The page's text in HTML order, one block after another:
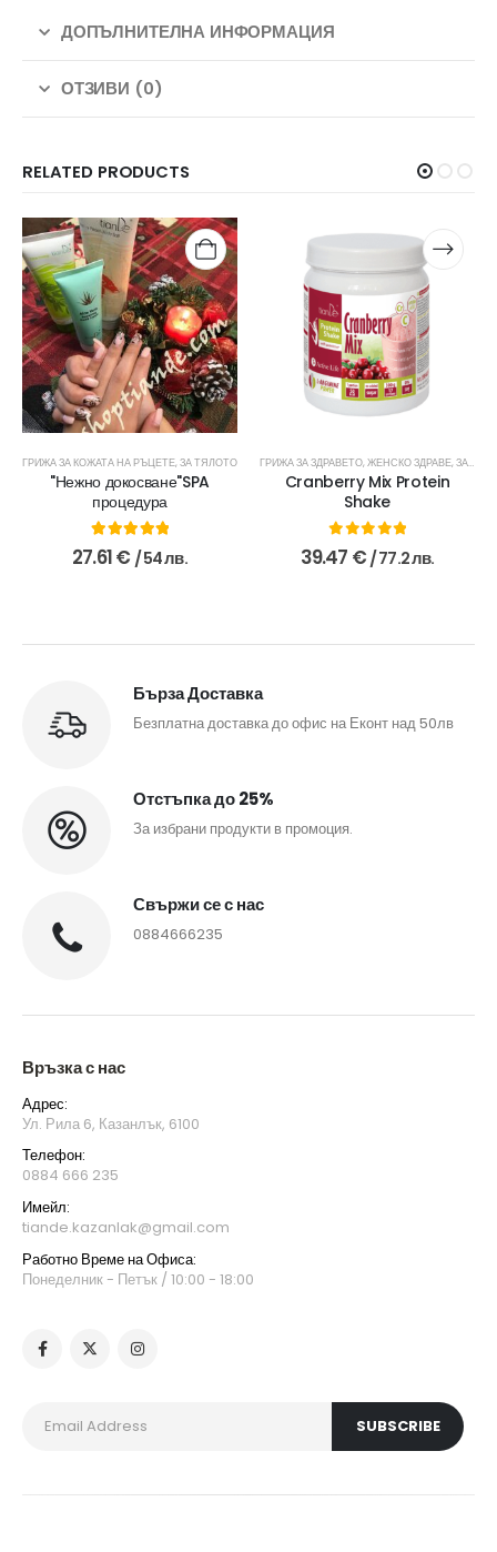
ДОПЪЛНИТЕЛНА ИНФОРМАЦИЯ
ОТЗИВИ (0)
RELATED PRODUCTS
ГРИЖА ЗА КОЖАТА НА РЪЦЕТЕ,ЗА ТЯЛОТО
"Нежно докосване"SPA
процедура
5.00out of 5
27.61€ / 54 лв.
ГРИЖА ЗА ЗДРАВЕТО,ЖЕНСКО ЗДРАВЕ,ЗА ТЯЛОТО
Cranberry Mix Protein
Shake
0out of 5
39.47 € / 77.2 лв.
Бърза Доставка
Безплатна доставка до офис на Еконт над 50лв
Отстъпка до 25%
За избрани продукти в промоция.
Свържи се с нас
0884666235
Връзка с нас
Адрес:
Ул. Рила 6, Казанлък, 6100
Телефон:
0884 666 235
Имейл:
tiande.kazanlak@gmail.com
Работно Време на Офиса:
Понеделник - Петък / 10:00 - 18:00